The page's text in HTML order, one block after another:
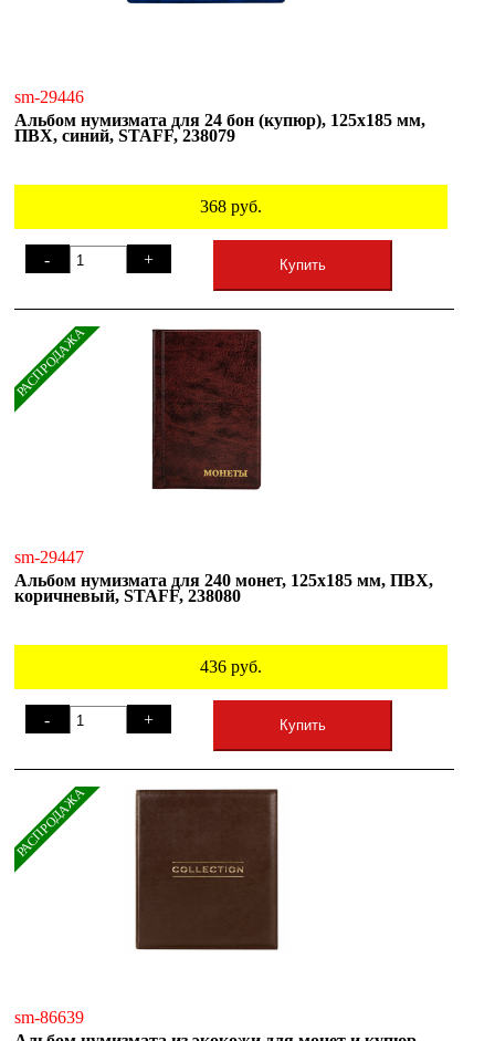
sm-29446
Альбом нумизмата для 24 бон (купюр), 125х185 мм,
ПВХ, синий, STAFF, 238079
368 руб.
- + Купить
РАСПРОДАЖА
sm-29447
Альбом нумизмата для 240 монет, 125х185 мм, ПВХ,
коричневый, STAFF, 238080
436 руб.
- + Купить
РАСПРОДАЖА
sm-86639